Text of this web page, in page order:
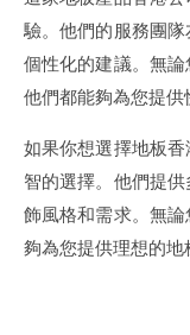
驗。他們的服務團
個性化的建議。無
他們都能夠為您提供
如果你想選擇地板
智的選擇。他們提
飾風格和需求。無
夠為您提供理想的地